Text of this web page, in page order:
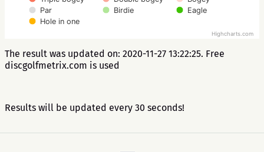
Par
Birdie
Eagle
Hole in one
Highcharts.com
The result was updated on: 2020-11-27 13:22:25. Free
discgolfmetrix.com is used
Results will be updated every 30 seconds!